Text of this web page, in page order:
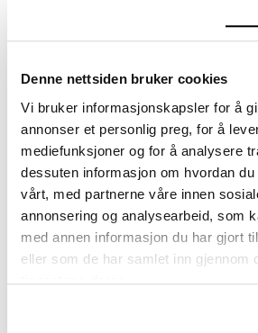
Denne nettsiden bruker cookies
Vi bruker informasjonskapsler for å
annonser et personlig preg, for å
mediefunksjoner og for å analysere
dessuten informasjon om hvordan
vårt, med partnerne våre innen
annonsering og analysearbeid, som
med annen informasjon du har gjort
eller som de har samlet inn gjennom
tjenestene deres.
Om verkskatalogen
kunstnerskap. Verkskatalogen
samsvar med den nyeste
forbehold om at feil kan
MUNCHs samling består av over
museumsobjekter, inkludert
kunstverk. I tillegg til den
som
Edvard Munch
til Rolf Stenersen, Amaldus